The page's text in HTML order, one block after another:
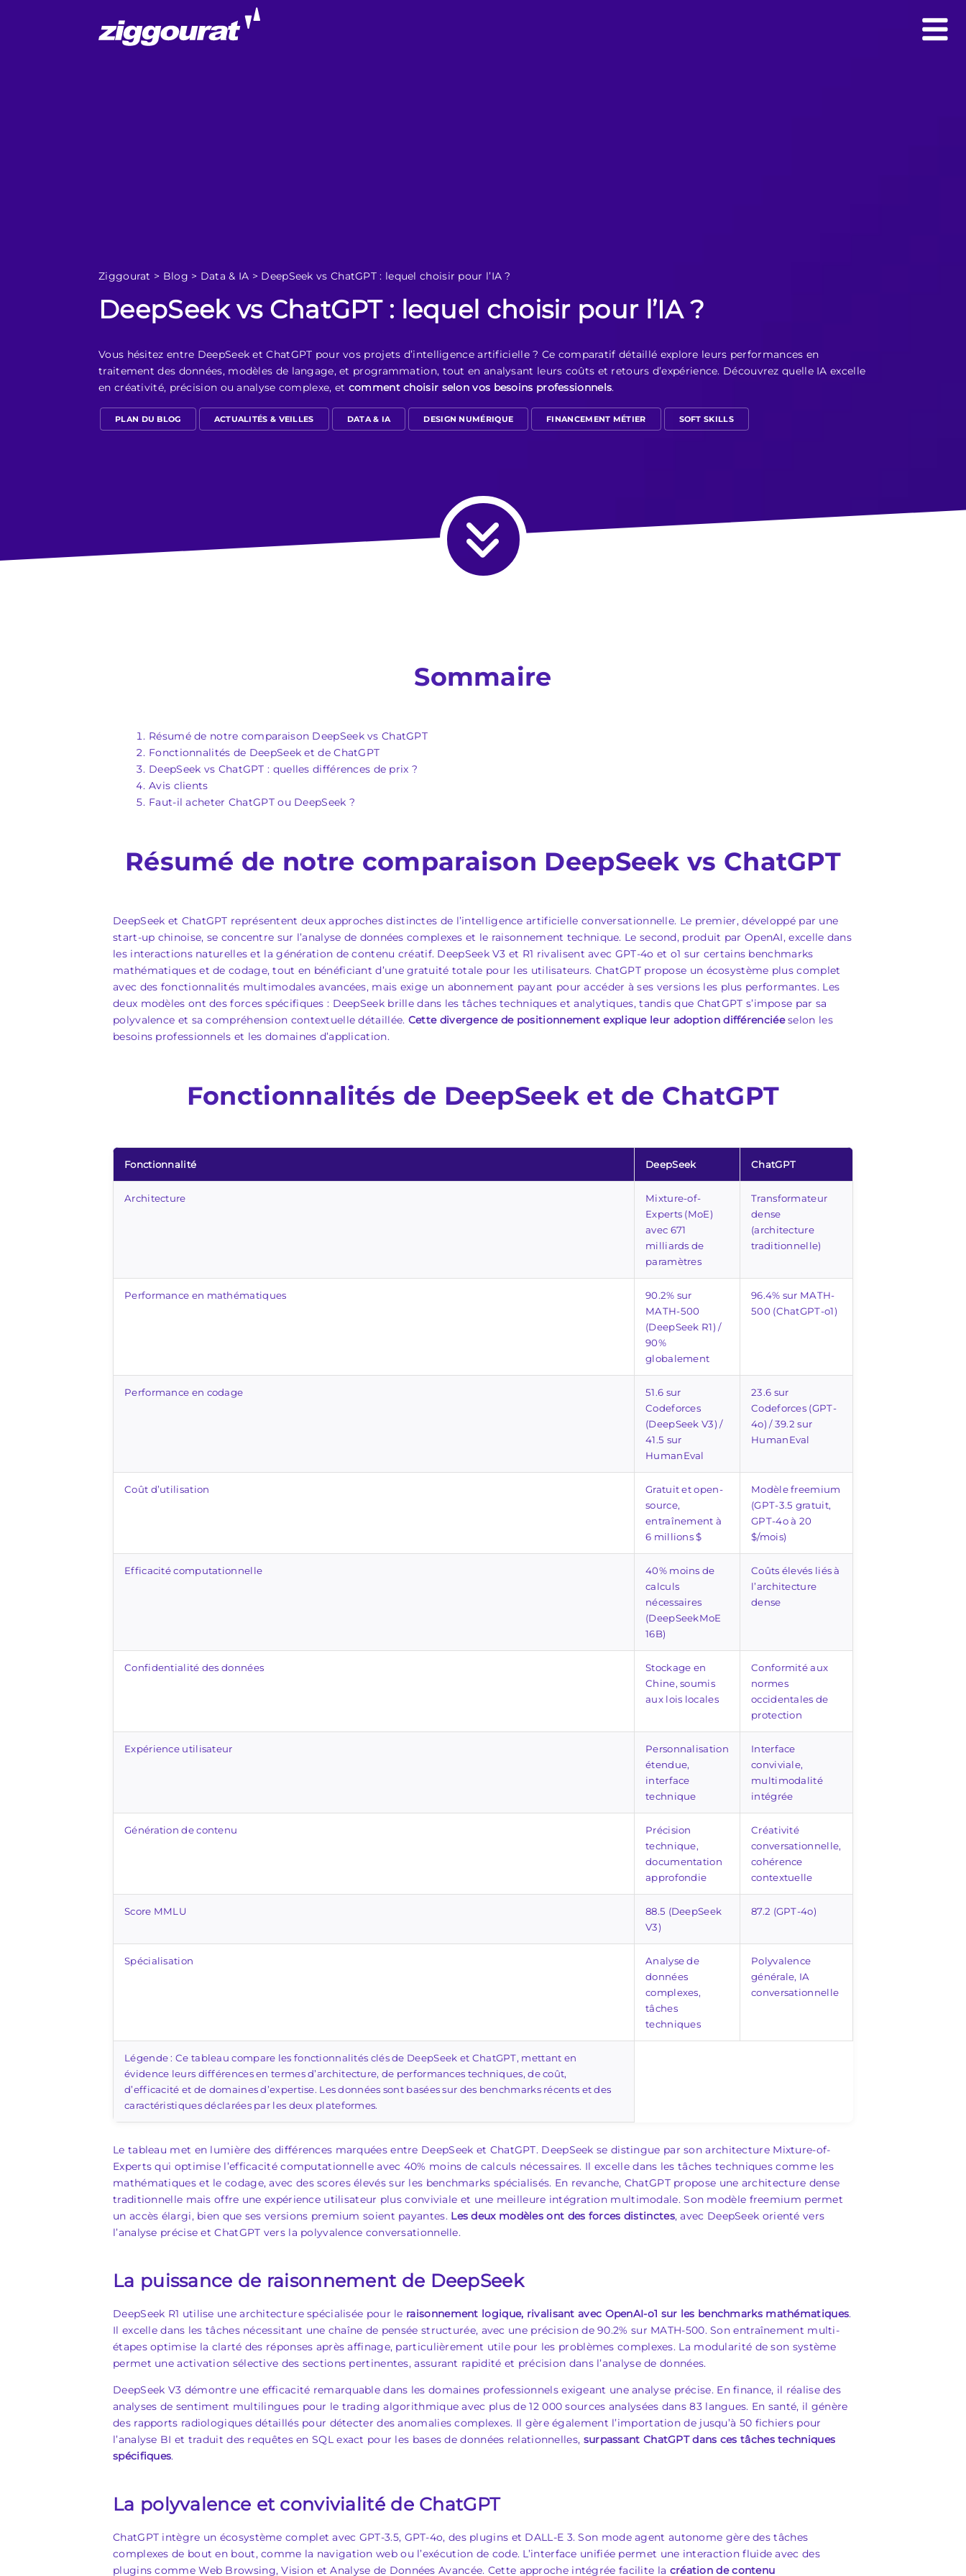
Ziggourat > Blog > Data & IA > DeepSeek vs ChatGPT : lequel choisir pour l’IA ?
DeepSeek vs ChatGPT : lequel choisir pour l’IA ?
Vous hésitez entre DeepSeek et ChatGPT pour vos projets d’intelligence artificielle ? Ce comparatif détaillé explore leurs performances en
traitement des données, modèles de langage, et programmation, tout en analysant leurs coûts et retours d’expérience. Découvrez quelle IA excelle
en créativité, précision ou analyse complexe, et comment choisir selon vos besoins professionnels.
PLAN DU BLOG ACTUALITÉS & VEILLES DATA & IA DESIGN NUMÉRIQUE FINANCEMENT MÉTIER SOFT SKILLS
Sommaire
Résumé de notre comparaison DeepSeek vs ChatGPT
Fonctionnalités de DeepSeek et de ChatGPT
DeepSeek vs ChatGPT : quelles différences de prix ?
Avis clients
Faut-il acheter ChatGPT ou DeepSeek ?
Résumé de notre comparaison DeepSeek vs ChatGPT
DeepSeek et ChatGPT représentent deux approches distinctes de l’intelligence artificielle conversationnelle. Le premier, développé par une
start-up chinoise, se concentre sur l’analyse de données complexes et le raisonnement technique. Le second, produit par OpenAI, excelle dans
les interactions naturelles et la génération de contenu créatif. DeepSeek V3 et R1 rivalisent avec GPT-4o et o1 sur certains benchmarks
mathématiques et de codage, tout en bénéficiant d’une gratuité totale pour les utilisateurs. ChatGPT propose un écosystème plus complet
avec des fonctionnalités multimodales avancées, mais exige un abonnement payant pour accéder à ses versions les plus performantes. Les
deux modèles ont des forces spécifiques : DeepSeek brille dans les tâches techniques et analytiques, tandis que ChatGPT s’impose par sa
polyvalence et sa compréhension contextuelle détaillée. Cette divergence de positionnement explique leur adoption différenciéeselon les
besoins professionnels et les domaines d’application.
Fonctionnalités de DeepSeek et de ChatGPT
Fonctionnalité DeepSeek ChatGPT
Architecture
Mixture-of-
Experts (MoE)
avec 671
milliards de
paramètres
Transformateur
dense
(architecture
traditionnelle)
Performance en mathématiques
90.2% sur
MATH-500
(DeepSeek R1) /
90%
globalement
96.4% sur MATH-
500 (ChatGPT-o1)
Performance en codage
51.6 sur
Codeforces
(DeepSeek V3) /
41.5 sur
HumanEval
23.6 sur
Codeforces (GPT-
4o) / 39.2 sur
HumanEval
Coût d’utilisation
Gratuit et open-
source,
entraînement à
6 millions $
Modèle freemium
(GPT-3.5 gratuit,
GPT-4o à 20
$/mois)
Efficacité computationnelle
40% moins de
calculs
nécessaires
(DeepSeekMoE
16B)
Coûts élevés liés à
l’architecture
dense
Confidentialité des données
Stockage en
Chine, soumis
aux lois locales
Conformité aux
normes
occidentales de
protection
Expérience utilisateur
Personnalisation
étendue,
interface
technique
Interface
conviviale,
multimodalité
intégrée
Génération de contenu
Précision
technique,
documentation
approfondie
Créativité
conversationnelle,
cohérence
contextuelle
Score MMLU
88.5 (DeepSeek
V3)
87.2 (GPT-4o)
Spécialisation
Analyse de
données
complexes,
tâches
techniques
Polyvalence
générale, IA
conversationnelle
Légende : Ce tableau compare les fonctionnalités clés de DeepSeek et ChatGPT, mettant en
évidence leurs différences en termes d’architecture, de performances techniques, de coût,
d’efficacité et de domaines d’expertise. Les données sont basées sur des benchmarks récents et des
caractéristiques déclarées par les deux plateformes.
Le tableau met en lumière des différences marquées entre DeepSeek et ChatGPT. DeepSeek se distingue par son architecture Mixture-of-
Experts qui optimise l’efficacité computationnelle avec 40% moins de calculs nécessaires. Il excelle dans les tâches techniques comme les
mathématiques et le codage, avec des scores élevés sur les benchmarks spécialisés. En revanche, ChatGPT propose une architecture dense
traditionnelle mais offre une expérience utilisateur plus conviviale et une meilleure intégration multimodale. Son modèle freemium permet
un accès élargi, bien que ses versions premium soient payantes. Les deux modèles ont des forces distinctes, avec DeepSeek orienté vers
l’analyse précise et ChatGPT vers la polyvalence conversationnelle.
La puissance de raisonnement de DeepSeek
DeepSeek R1 utilise une architecture spécialisée pour le raisonnement logique, rivalisant avec OpenAI-o1 sur les benchmarks mathématiques.
Il excelle dans les tâches nécessitant une chaîne de pensée structurée, avec une précision de 90.2% sur MATH-500. Son entraînement multi-
étapes optimise la clarté des réponses après affinage, particulièrement utile pour les problèmes complexes. La modularité de son système
permet une activation sélective des sections pertinentes, assurant rapidité et précision dans l’analyse de données.
DeepSeek V3 démontre une efficacité remarquable dans les domaines professionnels exigeant une analyse précise. En finance, il réalise des
analyses de sentiment multilingues pour le trading algorithmique avec plus de 12 000 sources analysées dans 83 langues. En santé, il génère
des rapports radiologiques détaillés pour détecter des anomalies complexes. Il gère également l’importation de jusqu’à 50 fichiers pour
l’analyse BI et traduit des requêtes en SQL exact pour les bases de données relationnelles, surpassant ChatGPT dans ces tâches techniques
spécifiques.
La polyvalence et convivialité de ChatGPT
ChatGPT intègre un écosystème complet avec GPT-3.5, GPT-4o, des plugins et DALL-E 3. Son mode agent autonome gère des tâches
complexes de bout en bout, comme la navigation web ou l’exécution de code. L’interface unifiée permet une interaction fluide avec des
plugins comme Web Browsing, Vision et Analyse de Données Avancée. Cette approche intégrée facilite la création de contenu